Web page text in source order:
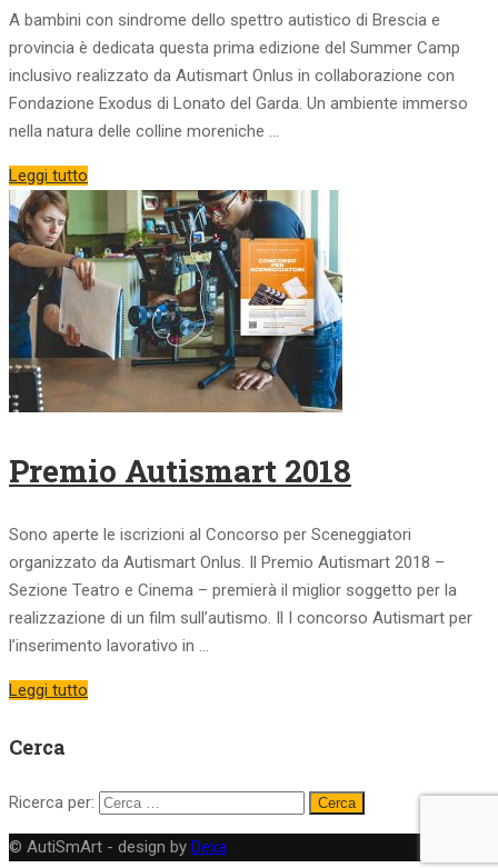
A bambini con sindrome dello spettro autistico di Brescia e
provincia è dedicata questa prima edizione del Summer Camp
inclusivo realizzato da Autismart Onlus in collaborazione con
Fondazione Exodus di Lonato del Garda. Un ambiente immerso
nella natura delle colline moreniche …
Leggi tutto
Premio Autismart 2018
Sono aperte le iscrizioni al Concorso per Sceneggiatori
organizzato da Autismart Onlus. Il Premio Autismart 2018 –
Sezione Teatro e Cinema – premierà il miglior soggetto per la
realizzazione di un film sull’autismo. Il I concorso Autismart per
l’inserimento lavorativo in …
Leggi tutto
Cerca
Ricerca per:
© AutiSmArt - design by Dexa